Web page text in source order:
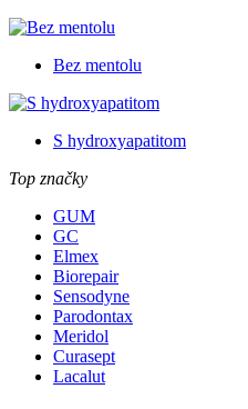
Bez mentolu
S hydroxyapatitom
Top značky
GUM
GC
Elmex
Biorepair
Sensodyne
Parodontax
Meridol
Curasept
Lacalut